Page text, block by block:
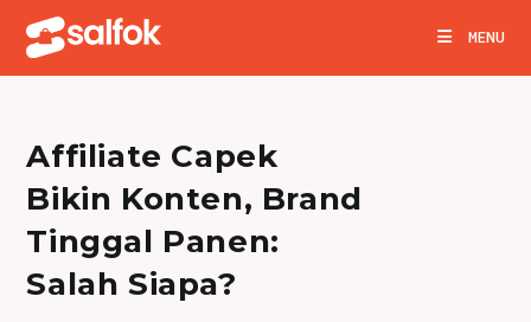
content
MENU
Affiliate Capek
Bikin Konten, Brand
Tinggal Panen:
Salah Siapa?